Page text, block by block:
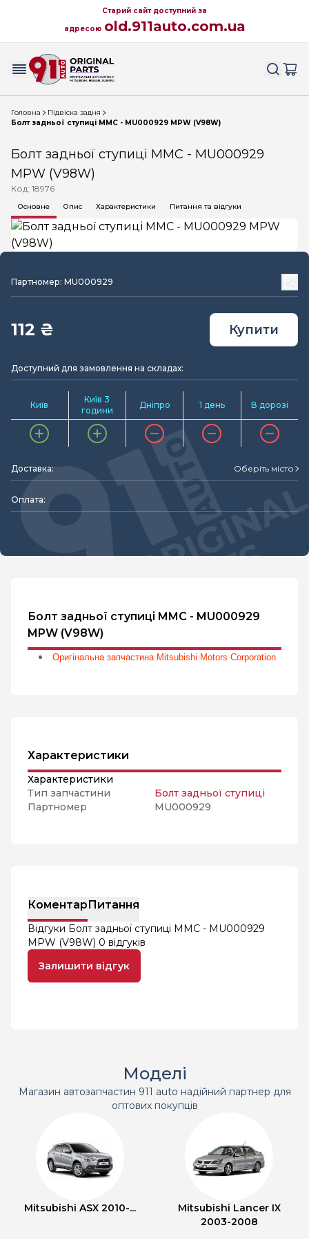
Старий сайт доступний за
адресою old.911auto.com.ua
Головна
Підвіска задня
Болт задньої ступиці MMC - MU000929 MPW (V98W)
Болт задньої ступиці MMC - MU000929
MPW (V98W)
Код: 18976
Основне Опис Характеристики Питання та відгуки
Партномер: MU000929
112 ₴ Купити
Доступний для замовлення на складах:
Київ
Київ 3
години
Дніпро 1 день В дорозі
Доставка: Оберіть місто
Оплата:
Болт задньої ступиці MMC - MU000929
MPW (V98W)
Оригінальна запчастина Mitsubishi Motors Corporation
Характеристики
Характеристики
Тип запчастини
Болт задньої ступиці
Партномер
MU000929
КоментарПитання
Відгуки Болт задньої ступиці MMC - MU000929
MPW (V98W) 0 відгуків
Залишити відгук
Моделі
Магазин автозапчастин 911 auto надійний партнер для
оптових покупців
Mitsubishi ASX 2010-...
Mitsubishi Lancer IX
2003-2008